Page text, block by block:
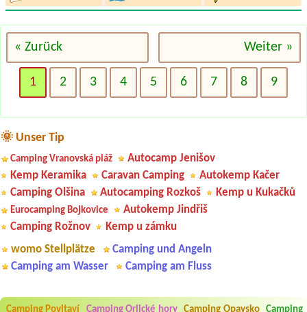
« Zurück Weiter »
1 2 3 4 5 6 7 8 9
🌞 Unser Tip
Camping Vranovská pláž
Autocamp Jenišov
Kemp Keramika
Caravan Camping
Autokemp Kačer
Camping Olšina
Autocamping Rozkoš Kemp u Kukačků
Eurocamping Bojkovice
Autokemp Jindřiš
Camping Rožnov
Kemp u zámku
womo Stellplätze
Camping und Angeln
Camping am Wasser
Camping am Fluss
Camping Povltaví Camping Orlické hory Camping Opavsko Camping
Byli jsme zde v týdnu od 25.7. do 1.8. 2026. Kemp jako takový je pěkný.